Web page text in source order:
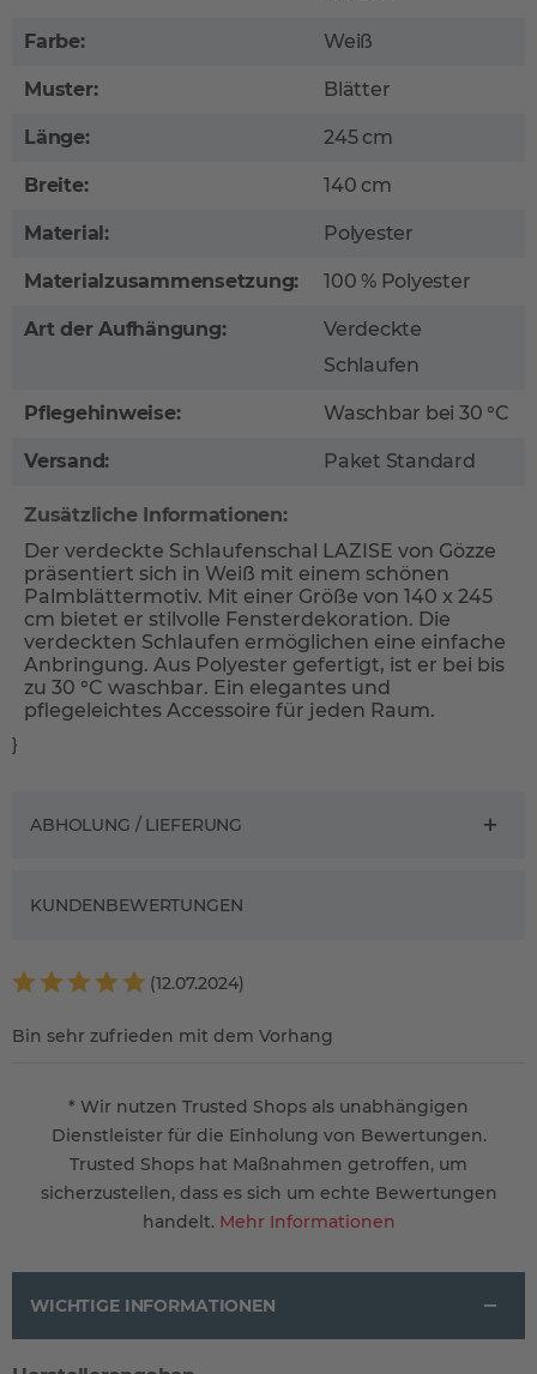
Farbe: Weiß
Muster: Blätter
Länge: 245 cm
Breite: 140 cm
Material: Polyester
Materialzusammensetzung: 100 % Polyester
Art der Aufhängung:
Verdeckte
Schlaufen
Pflegehinweise: Waschbar bei 30 °C
Versand: Paket Standard
Zusätzliche Informationen:
Der verdeckte Schlaufenschal LAZISE von Gözze
präsentiert sich in Weiß mit einem schönen
Palmblättermotiv. Mit einer Größe von 140 x 245
cm bietet er stilvolle Fensterdekoration. Die
verdeckten Schlaufen ermöglichen eine einfache
Anbringung. Aus Polyester gefertigt, ist er bei bis
zu 30 °C waschbar. Ein elegantes und
pflegeleichtes Accessoire für jeden Raum.
}
ABHOLUNG / LIEFERUNG
KUNDENBEWERTUNGEN
(12.07.2024)
Bin sehr zufrieden mit dem Vorhang
* Wir nutzen Trusted Shops als unabhängigen
Dienstleister für die Einholung von Bewertungen.
Trusted Shops hat Maßnahmen getroffen, um
sicherzustellen, dass es sich um echte Bewertungen
handelt. Mehr Informationen
WICHTIGE INFORMATIONEN